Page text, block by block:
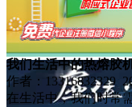
我们生活中的热熔胶
作者：13316832329
在生活中，我们时常